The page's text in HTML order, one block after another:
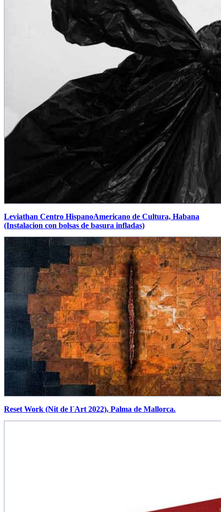
Leviathan Centro HispanoAmericano de Cultura, Habana
(Instalacion con bolsas de basura infladas)
Reset Work (Nit de l´Art 2022), Palma de Mallorca.